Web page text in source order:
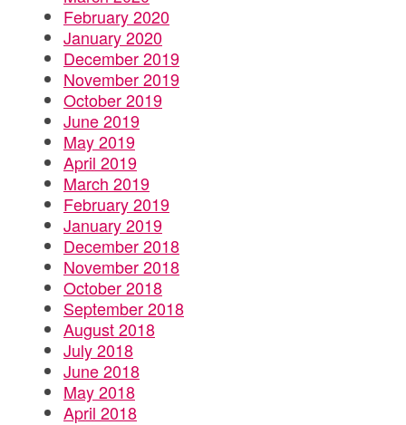
February 2020
January 2020
December 2019
November 2019
October 2019
June 2019
May 2019
April 2019
March 2019
February 2019
January 2019
December 2018
November 2018
October 2018
September 2018
August 2018
July 2018
June 2018
May 2018
April 2018